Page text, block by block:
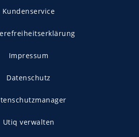
Kundenservice
Impressum
Datenschutz
Utiq verwalten